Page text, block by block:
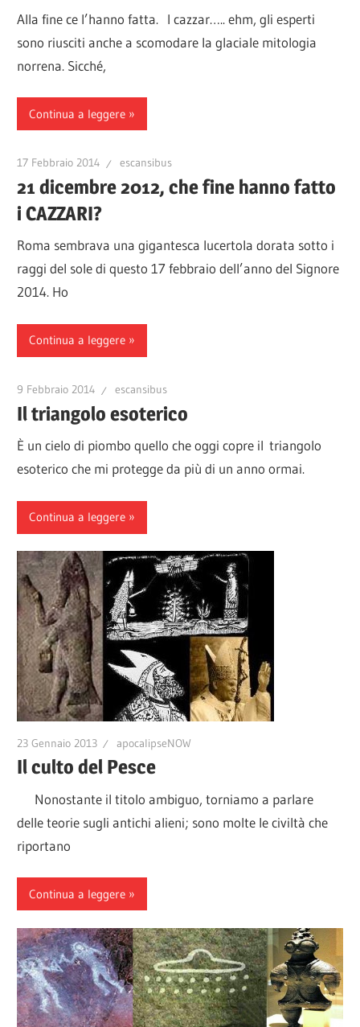
Alla fine ce l’hanno fatta. I cazzar….. ehm, gli esperti
sono riusciti anche a scomodare la glaciale mitologia
norrena. Sicché,
Continua a leggere
17 Febbraio 2014 escansibus
21 dicembre 2012, che fine hanno fatto
i CAZZARI?
Roma sembrava una gigantesca lucertola dorata sotto i
raggi del sole di questo 17 febbraio dell’anno del Signore
2014. Ho
Continua a leggere
9 Febbraio 2014 escansibus
Il triangolo esoterico
È un cielo di piombo quello che oggi copre il triangolo
esoterico che mi protegge da più di un anno ormai.
Continua a leggere
23 Gennaio 2013 apocalipseNOW
Il culto del Pesce
Nonostante il titolo ambiguo, torniamo a parlare
delle teorie sugli antichi alieni; sono molte le civiltà che
riportano
Continua a leggere